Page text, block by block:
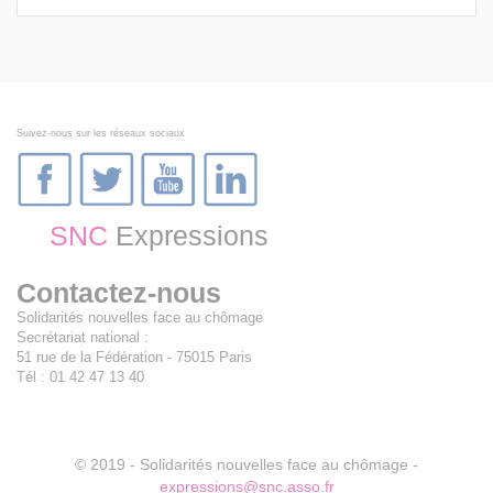
Suivez-nous sur les réseaux sociaux
SNC Expressions
Contactez-nous
Solidarités nouvelles face au chômage
Secrétariat national :
51 rue de la Fédération - 75015 Paris
Tél : 01 42 47 13 40
© 2019 - Solidarités nouvelles face au chômage -
expressions@snc.asso.fr